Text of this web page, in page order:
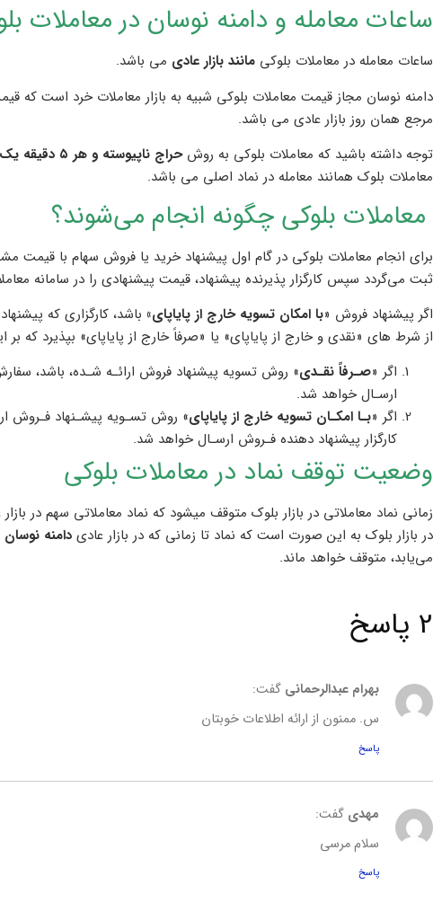
ساعات معامله و دامنه نوسان در معاملات
ساعات معامله در معاملات بلوکی مانند بازار عادی می باشد.
دامنه نوسان مجاز قیمت معاملات بلوکی شبیه به بازار معاملات خرد است که
مرجع همان روز بازار عادی می باشد.
توجه داشته باشید که معاملات بلوکی به روشحراج ناپیوسته و هر ۵ دقیقه یک بار
معاملات بلوک همانند معامله در نماد اصلی می باشد.
معاملات بلوکی چگونه انجام می‌شوند؟
برای انجام معاملات بلوکی در گام اول پیشنهاد خرید یا فروش سهام با قیمت
ثبت می‌گردد سپس کارگزار پذیرنده پیشنهاد، قیمت پیشنهادی را در سامانه
اگر پیشنهاد فروش «با امکان تسویه خارج از پایاپای» باشد، کارگزاری که
از شرط های «نقدی و خارج از پایاپای» یا «صرفاً خارج از پایاپای» بپذیرد
اگر «صـرفاً نقـدی» روش تسویه پیشنهاد فروش ارائـه شـده، باشد،
ارسـال خواهد شد.
اگر «بـا امکـان تسویه خارج از پایاپای» روش تسـویه پیشـنهاد فـروش
کارگزار پیشنهاد دهنده فـروش ارسـال خواهد شد.
وضعیت توقف نماد در معاملات بلوکی
زمانی نماد معاملاتی در بازار بلوک متوقف میشود که نماد معاملاتی سهم در
در بازار بلوک به این صورت است که نماد تا زمانی که در بازار عادی دامنه
می‌یابد، متوقف خواهد ماند.
2 پاسخ
بهرام عبدالرحمانی گفت:
س. ممنون از ارائه اطلاعات خوبتان
پاسخ
مهدی گفت:
سلام مرسی
پاسخ